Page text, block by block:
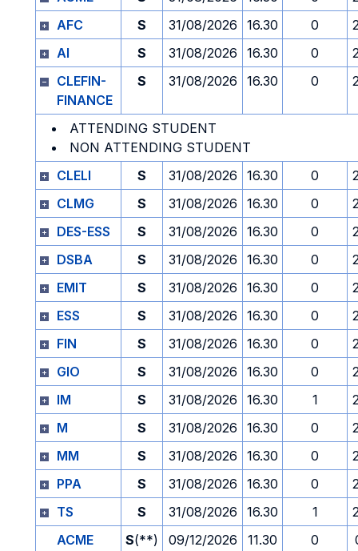
AFC
S 31/08/2026 16.30 0
AI
S 31/08/2026 16.30 0
CLEFIN-
FINANCE
S 31/08/2026 16.30 0
ATTENDING STUDENT
NON ATTENDING STUDENT
CLELI
S 31/08/2026 16.30 0
CLMG
S 31/08/2026 16.30 0
DES-ESS
S 31/08/2026 16.30 0
DSBA
S 31/08/2026 16.30 0
EMIT
S 31/08/2026 16.30 0
ESS
S 31/08/2026 16.30 0
FIN
S 31/08/2026 16.30 0
GIO
S 31/08/2026 16.30 0
IM
S 31/08/2026 16.30 1
M
S 31/08/2026 16.30 0
MM
S 31/08/2026 16.30 0
PPA
S 31/08/2026 16.30 0
TS
S 31/08/2026 16.30 1
ACME
S(**) 09/12/2026 11.30 0